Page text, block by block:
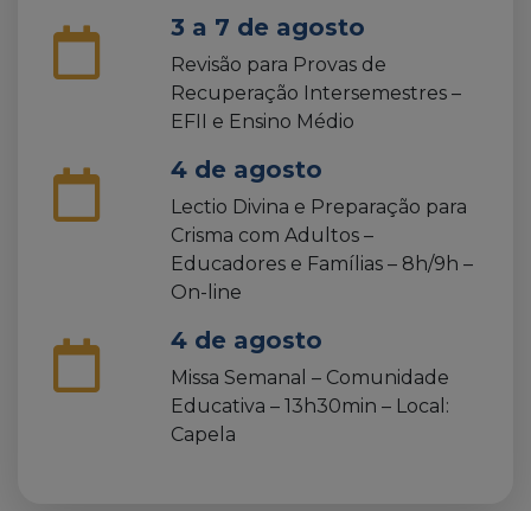
3 a 7 de agosto
Revisão para Provas de
Recuperação Intersemestres –
EFII e Ensino Médio
4 de agosto
Lectio Divina e Preparação para
Crisma com Adultos –
Educadores e Famílias – 8h/9h –
On-line
4 de agosto
Missa Semanal – Comunidade
Educativa – 13h30min – Local:
Capela